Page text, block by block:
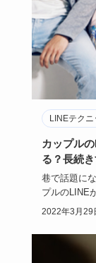
LINEテクニ
カップル
る？長続き
巷で話題に
プルのLINE
読んだ人た…
2022年3月29